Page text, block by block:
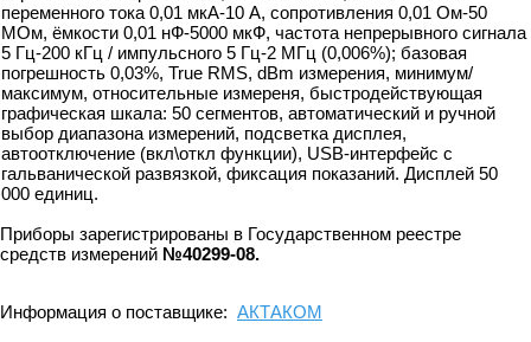
переменного тока 0,01 мкА-10 А, сопротивления 0,01 Ом-50
МОм, ёмкости 0,01 нФ-5000 мкФ, частота непрерывного сигнала
5 Гц-200 кГц / импульсного 5 Гц-2 МГц (0,006%); базовая
погрешность 0,03%, True RMS, dBm измерения, минимум/
максимум, относительные измереня, быстродействующая
графическая шкала: 50 сегментов, автоматический и ручной
выбор диапазона измерений, подсветка дисплея,
автоотключение (вкл\откл функции), USB-интерфейс с
гальванической развязкой, фиксация показаний. Дисплей 50
000 единиц.
Приборы зарегистрированы в Государственном реестре
средств измерений №40299-08.
Информация о поставщике: АКТАКОМ